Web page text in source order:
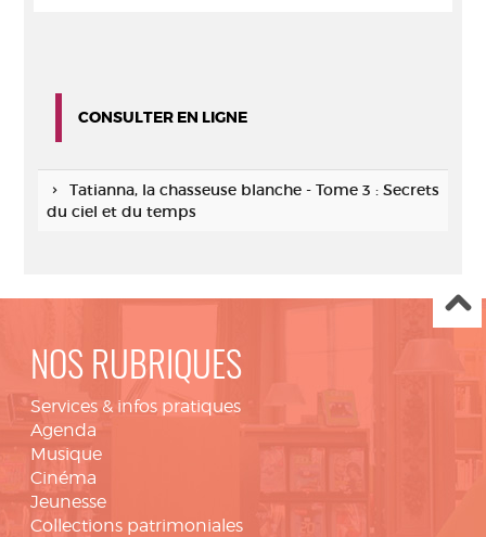
CONSULTER EN LIGNE
Tatianna, la chasseuse blanche - Tome 3 : Secrets
du ciel et du temps
NOS RUBRIQUES
Services & infos pratiques
Agenda
Musique
Cinéma
Jeunesse
Collections patrimoniales